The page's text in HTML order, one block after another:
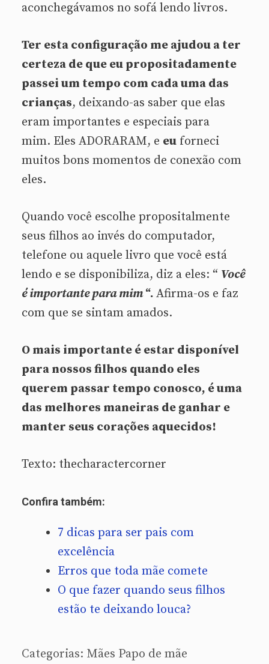
aconchegávamos no sofá lendo livros.
Ter esta configuração me ajudou a ter
certeza de que eu propositadamente
passei um tempo com cada uma das
crianças, deixando-as saber que elas
eram importantes e especiais para
mim. Eles ADORARAM, e eu forneci
muitos bons momentos de conexão com
eles.
Quando você escolhe propositalmente
seus filhos ao invés do computador,
telefone ou aquele livro que você está
lendo e se disponibiliza, diz a eles: “ Você
é importante para mim“. Afirma-os e faz
com que se sintam amados.
O mais importante é estar disponível
para nossos filhos quando eles
querem passar tempo conosco, é uma
das melhores maneiras de ganhar e
manter seus corações aquecidos!
Texto: thecharactercorner
Confira também:
7 dicas para ser pais com
excelência
Erros que toda mãe comete
O que fazer quando seus filhos
estão te deixando louca?
Categorias: Mães Papo de mãe